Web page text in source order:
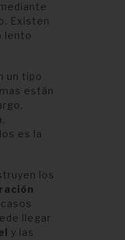
Existen
lento
un tipo
están
es la
los
llegar
y las